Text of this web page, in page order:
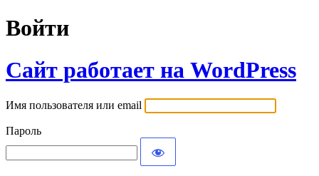
Войти
Сайт работает на WordPress
Имя пользователя или email
Пароль